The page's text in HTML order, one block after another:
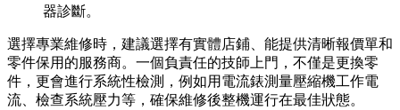
器診斷。
選擇專業維修時，建議選擇有實體店鋪、能提供清晰報價單和
零件保用的服務商。一個負責任的技師上門，不僅是更換零
件，更會進行系統性檢測，例如用電流錶測量壓縮機工作電
流、檢查系統壓力等，確保維修後整機運行在最佳狀態。